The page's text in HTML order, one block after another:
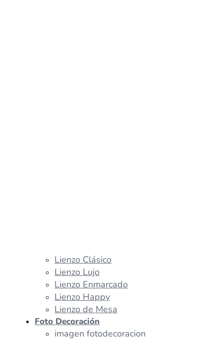
Lienzo Clásico
Lienzo Lujo
Lienzo Enmarcado
Lienzo Happy
Lienzo de Mesa
Foto Decoración
imagen fotodecoracion